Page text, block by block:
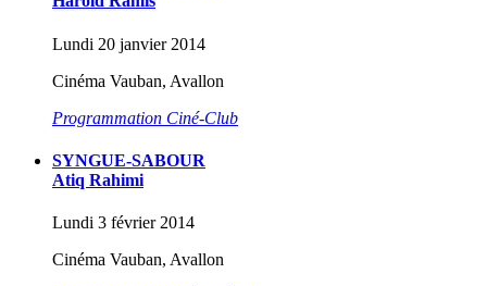
Lundi 20 janvier 2014
Cinéma Vauban, Avallon
Programmation Ciné-Club
SYNGUE-SABOUR
Atiq Rahimi
Lundi 3 février 2014
Cinéma Vauban, Avallon